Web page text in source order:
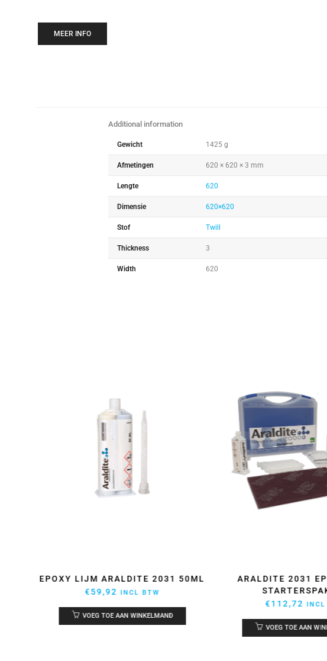
MEER INFO
Additional information
Gewicht 1425 g
Afmetingen 620 × 620 × 3 mm
Lengte 620
Dimensie 620×620
Stof Twill
Thickness 3
Width 620
EPOXY LIJM ARALDITE 2031 50ML
€59,92 INCL BTW
VOEG TOE AAN WINKELMAND
ARALDITE 2031
€112,72 INCL
VOEG TOE AAN